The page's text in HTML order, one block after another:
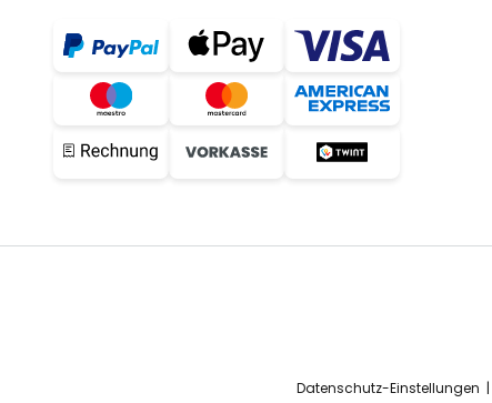
Datenschutz-Einstellungen